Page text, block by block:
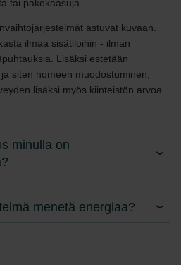
tai pakokaasuja.
astuvat kuvaan.
ilmaa sisätiloihin - ilman
Lisäksi estetään
siten homeen muodostuminen,
lisäksi myös kiinteistön arvoa.
minulla on
menetä energiaa?